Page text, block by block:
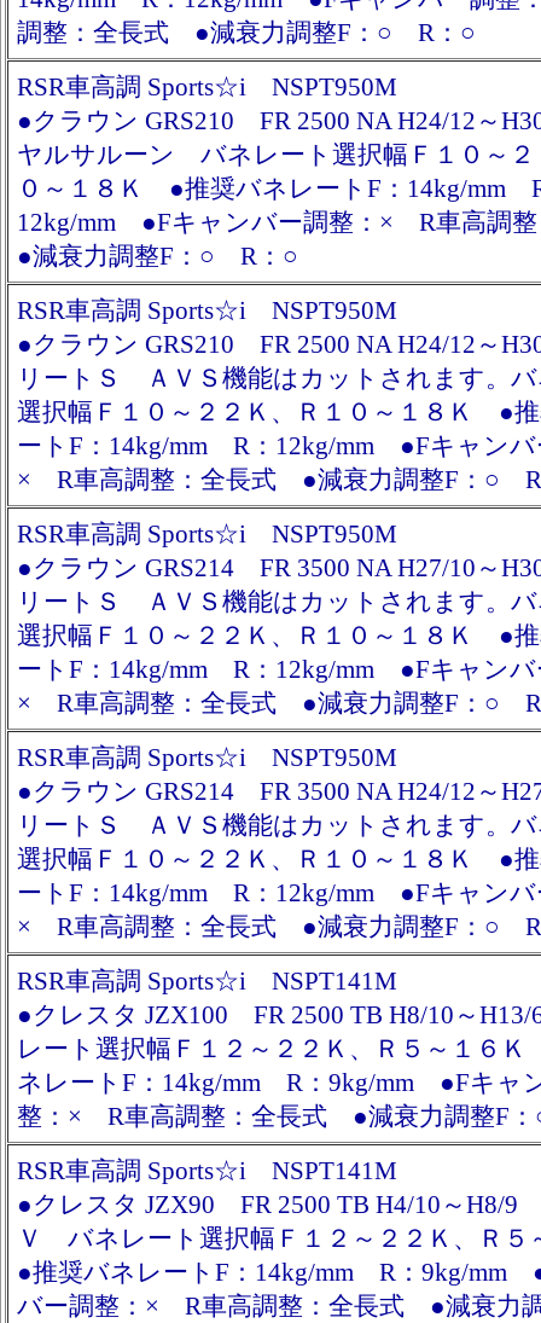
調整：全長式 ●減衰力調整F：○ R：○
RSR車高調 Sports☆i NSPT950M
●クラウン GRS210 FR 2500 NA H24/12～
ヤルサルーン バネレート選択幅Ｆ１０～２
０～１８Ｋ ●推奨バネレートF：14kg/mm
12kg/mm ●Fキャンバー調整：× R車高調
●減衰力調整F：○ R：○
RSR車高調 Sports☆i NSPT950M
●クラウン GRS210 FR 2500 NA H24/12～
リートＳ ＡＶＳ機能はカットされます。
選択幅Ｆ１０～２２Ｋ、Ｒ１０～１８Ｋ ●
ートF：14kg/mm R：12kg/mm ●Fキャンバ
× R車高調整：全長式 ●減衰力調整F：○
RSR車高調 Sports☆i NSPT950M
●クラウン GRS214 FR 3500 NA H27/10～
リートＳ ＡＶＳ機能はカットされます。
選択幅Ｆ１０～２２Ｋ、Ｒ１０～１８Ｋ ●
ートF：14kg/mm R：12kg/mm ●Fキャンバ
× R車高調整：全長式 ●減衰力調整F：○
RSR車高調 Sports☆i NSPT950M
●クラウン GRS214 FR 3500 NA H24/12～
リートＳ ＡＶＳ機能はカットされます。
選択幅Ｆ１０～２２Ｋ、Ｒ１０～１８Ｋ ●
ートF：14kg/mm R：12kg/mm ●Fキャンバ
× R車高調整：全長式 ●減衰力調整F：○
RSR車高調 Sports☆i NSPT141M
●クレスタ JZX100 FR 2500 TB H8/10～
レート選択幅Ｆ１２～２２Ｋ、Ｒ５～１６
ネレートF：14kg/mm R：9kg/mm ●Fキャ
整：× R車高調整：全長式 ●減衰力調整F
RSR車高調 Sports☆i NSPT141M
●クレスタ JZX90 FR 2500 TB H4/10～H8/
Ｖ バネレート選択幅Ｆ１２～２２Ｋ、Ｒ
●推奨バネレートF：14kg/mm R：9kg/mm
バー調整：× R車高調整：全長式 ●減衰